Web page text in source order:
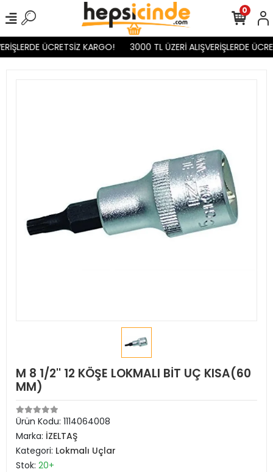
ÜCRETSİZ KARGO! 3000 TL ÜZERİ ALIŞVERİŞLERDE
0
M 8 1/2'' 12 KÖŞE LOKMALI BİT UÇ KISA(60
MM)
Ürün Kodu: 1114064008
Marka: İZELTAŞ
Kategori: Lokmalı Uçlar
Stok: 20+